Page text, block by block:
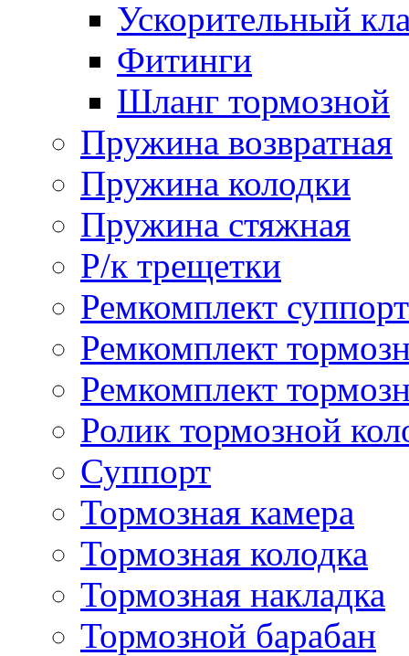
Ускорительный
Фитинги
Шланг тормозной
Пружина возвратная
Пружина колодки
Пружина стяжная
Р/к трещетки
Ремкомплект
Ремкомплект
Ремкомплект
Ролик тормозной
Суппорт
Тормозная камера
Тормозная колодка
Тормозная накладка
Тормозной барабан